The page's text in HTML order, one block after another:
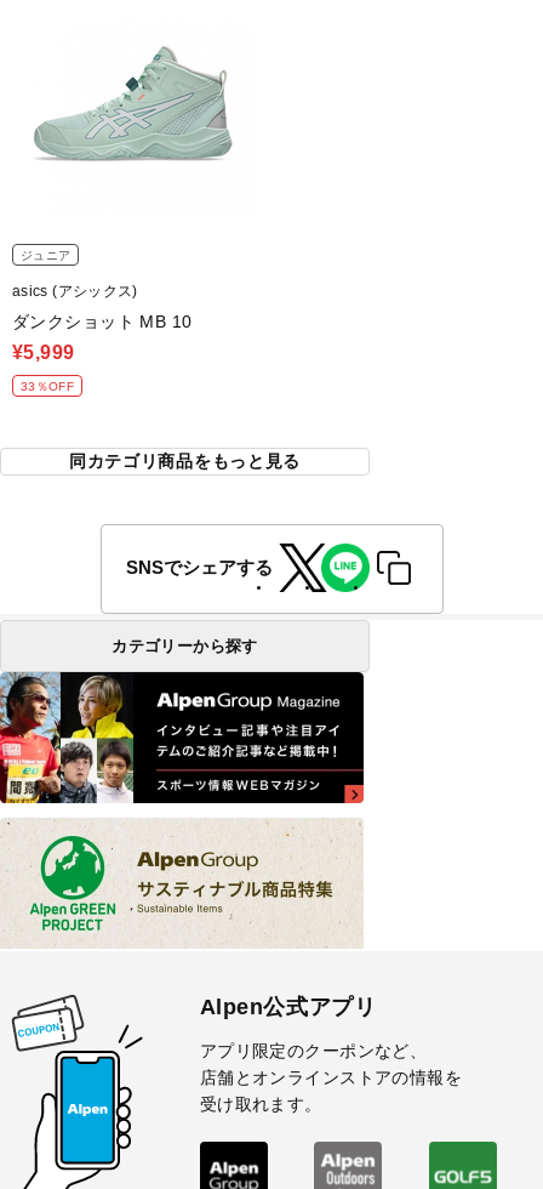
ジュニア
asics (アシックス)
ダンクショット MB 10
¥5,999
33％OFF
同カテゴリ商品をもっと見る
SNSでシェアする
カテゴリーから探す
Alpen公式アプリ
アプリ限定のクーポンなど、
店舗とオンラインストアの情報を
受け取れます。